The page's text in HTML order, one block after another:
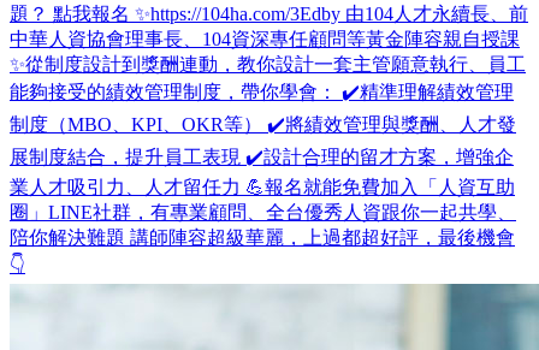
題？ 點我報名 ✨https://104ha.com/3Edby 由104人才永續長、前
中華人資協會理事長、104資深專任顧問等黃金陣容親自授課
✨從制度設計到獎酬連動，教你設計一套主管願意執行、員工
能夠接受的績效管理制度，帶你學會： ✔️精準理解績效管理
制度（MBO、KPI、OKR等） ✔️將績效管理與獎酬、人才發
展制度結合，提升員工表現 ✔️設計合理的留才方案，增強企
業人才吸引力、人才留任力 💪報名就能免費加入「人資互助
圈」LINE社群，有專業顧問、全台優秀人資跟你一起共學、
陪你解決難題 講師陣容超級華麗，上過都超好評，最後機會
👇